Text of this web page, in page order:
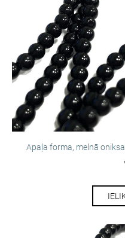
Apaļa forma, melnā